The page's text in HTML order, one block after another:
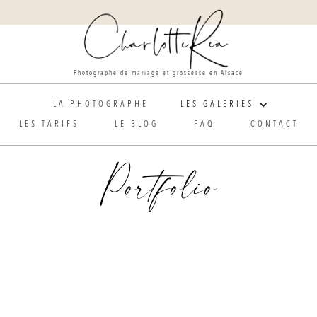
Photographe de mariage et grossesse en Alsace
LA PHOTOGRAPHE LES GALERIES
LES TARIFS LE BLOG FAQ CONTACT
Portfolio